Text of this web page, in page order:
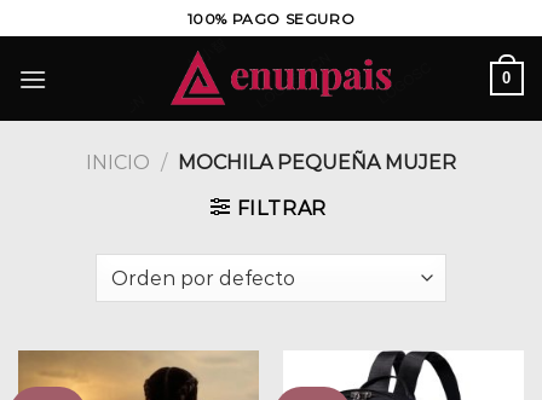
al
contenido
100% PAGO SEGURO
0
INICIO / MOCHILA PEQUEÑA MUJER
FILTRAR